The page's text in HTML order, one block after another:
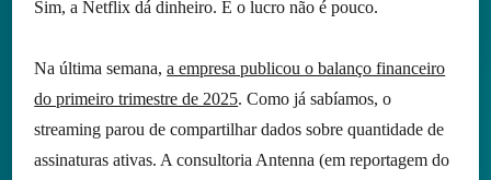
Sim, a Netflix dá dinheiro. E o lucro não é pouco.
Na última semana,a empresa publicou o balanço financeiro
do primeiro trimestre de 2025. Como já sabíamos, o
streaming parou de compartilhar dados sobre quantidade de
assinaturas ativas. A consultoria Antenna (em reportagem do